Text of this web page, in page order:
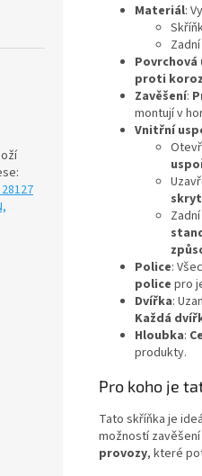
Materiál:
Povrchová
proti
Zavěšení:
montují v
Vnitřní
Police:
police pro
Dvířka:
Každá
Hloubka:
produkty.
Pro koho je
Tato skříňka je
možností
provozy, které